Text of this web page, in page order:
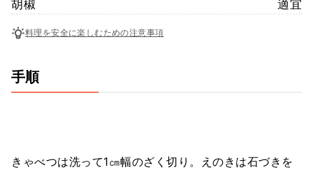
胡椒
適宜
料理を安全に楽しむための注意事項
手順
きゃべつは洗って1㎝幅のざく切り。えのきは石づきを